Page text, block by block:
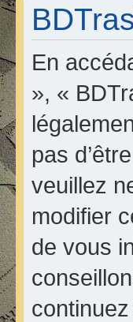
En
», «
pas
veuillez
modifier
de vous